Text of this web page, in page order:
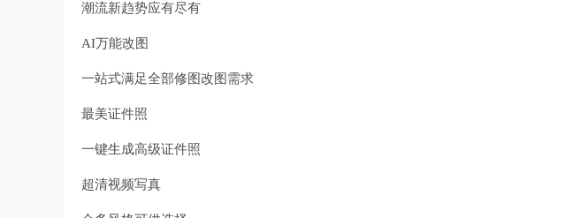
潮流新趋势应有尽有
AI万能改图
一站式满足全部修图改图需求
最美证件照
一键生成高级证件照
超清视频写真